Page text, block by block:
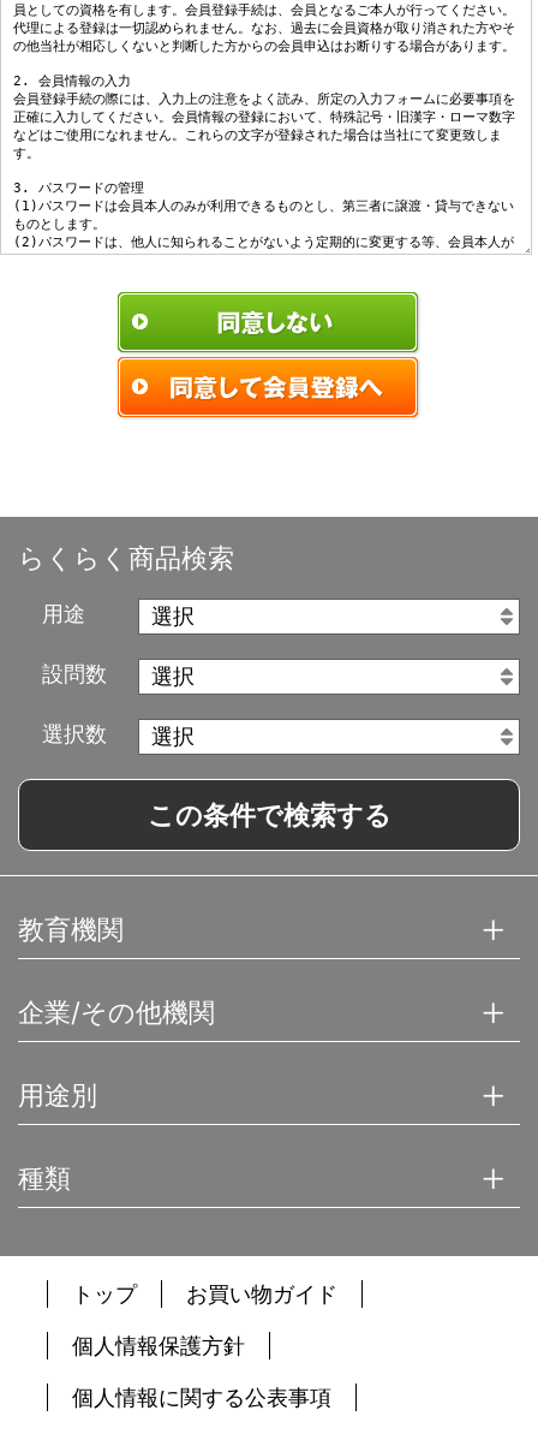
らくらく商品検索
用途
設問数
選択数
この条件で検索する
教育機関
企業/その他機関
用途別
種類
トップ お買い物ガイド
個人情報保護方針
個人情報に関する公表事項